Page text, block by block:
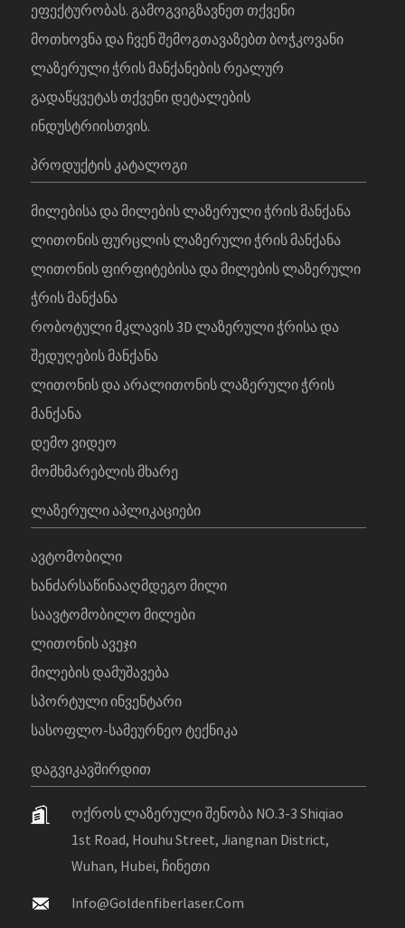
Ეფექტურობას. Გამოგვიგზავნეთ Თქვენი
Მოთხოვნა Და Ჩვენ Შემოგთავაზებთ Ბოჭკოვანი
Ლაზერული Ჭრის Მანქანების Რეალურ
Გადაწყვეტას Თქვენი Დეტალების
Ინდუსტრიისთვის.
ᲞᲠᲝᲓᲣᲥᲢᲘᲡ ᲙᲐᲢᲐᲚᲝᲒᲘ
Მილებისა Და Მილების Ლაზერული Ჭრის Მანქანა
Ლითონის Ფურცლის Ლაზერული Ჭრის Მანქანა
Ლითონის Ფირფიტებისა Და Მილების Ლაზერული
Ჭრის Მანქანა
Რობოტული Მკლავის 3D Ლაზერული Ჭრისა Და
Შედუღების Მანქანა
Ლითონის Და Არალითონის Ლაზერული Ჭრის
Მანქანა
Დემო Ვიდეო
Მომხმარებლის Მხარე
ᲚᲐᲖᲔᲠᲣᲚᲘ ᲐᲞᲚᲘᲙᲐᲪᲘᲔᲑᲘ
Ავტომობილი
Ხანძარსაწინააღმდეგო Მილი
Საავტომობილო Მილები
Ლითონის Ავეჯი
Მილების Დამუშავება
Სპორტული Ინვენტარი
Სასოფლო-Სამეურნეო Ტექნიკა
ᲓᲐᲒᲕᲘᲙᲐᲕᲨᲘᲠᲓᲘᲗ
Ოქროს Ლაზერული Შენობა NO.3-3 Shiqiao
1st Road, Houhu Street, Jiangnan District,
Wuhan, Hubei, Ჩინეთი
Info@goldenfiberlaser.com